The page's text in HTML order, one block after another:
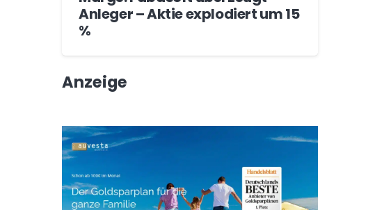
Anleger – Aktie explodiert um 15
%
Anzeige